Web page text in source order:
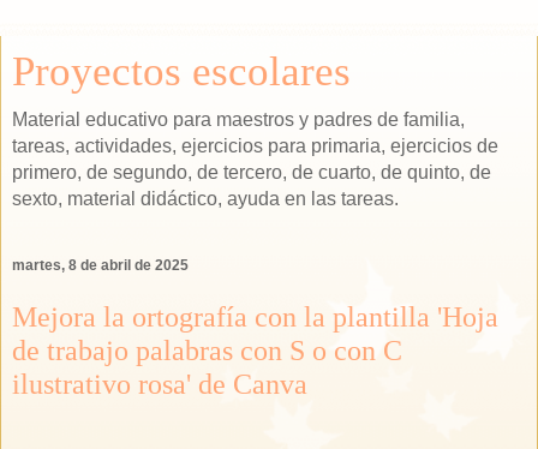
Proyectos escolares
Material educativo para maestros y padres de familia,
tareas, actividades, ejercicios para primaria, ejercicios de
primero, de segundo, de tercero, de cuarto, de quinto, de
sexto, material didáctico, ayuda en las tareas.
martes, 8 de abril de 2025
Mejora la ortografía con la plantilla 'Hoja
de trabajo palabras con S o con C
ilustrativo rosa' de Canva